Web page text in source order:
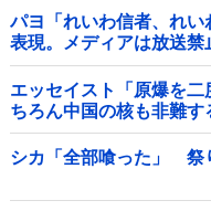
パヨ「れいわ信者、れい
表現。メディアは放送禁
エッセイスト「原爆を
ちろん中国の核も非難
核！」
シカ「全部喰った」 祭